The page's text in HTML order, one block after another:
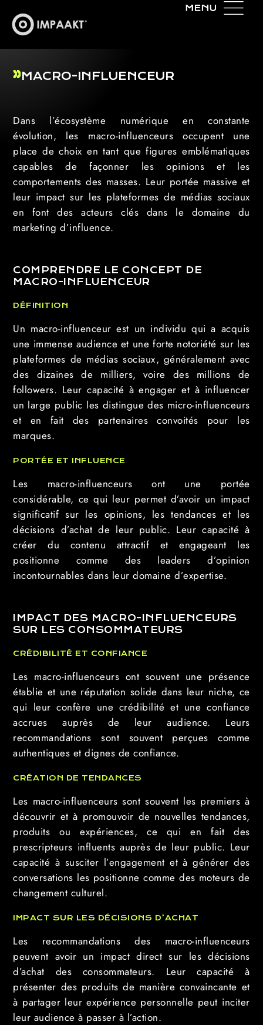
MACRO-INFLUENCEUR
Dans l’écosystème numérique en constante
évolution, les macro-influenceurs occupent une
place de choix en tant que figures emblématiques
capables de façonner les opinions et les
comportements des masses. Leur portée massive et
leur impact sur les plateformes de médias sociaux
en font des acteurs clés dans le domaine du
marketing d’influence.
COMPRENDRE LE CONCEPT DE
MACRO-INFLUENCEUR
DÉFINITION
Un macro-influenceur est un individu qui a acquis
une immense audience et une forte notoriété sur les
plateformes de médias sociaux, généralement avec
des dizaines de milliers, voire des millions de
followers. Leur capacité à engager et à influencer
un large public les distingue des micro-influenceurs
et en fait des partenaires convoités pour les
marques.
PORTÉE ET INFLUENCE
Les macro-influenceurs ont une portée
considérable, ce qui leur permet d’avoir un impact
significatif sur les opinions, les tendances et les
décisions d’achat de leur public. Leur capacité à
créer du contenu attractif et engageant les
positionne comme des leaders d’opinion
incontournables dans leur domaine d’expertise.
IMPACT DES MACRO-INFLUENCEURS
SUR LES CONSOMMATEURS
CRÉDIBILITÉ ET CONFIANCE
Les macro-influenceurs ont souvent une présence
établie et une réputation solide dans leur niche, ce
qui leur confère une crédibilité et une confiance
accrues auprès de leur audience. Leurs
recommandations sont souvent perçues comme
authentiques et dignes de confiance.
CRÉATION DE TENDANCES
Les macro-influenceurs sont souvent les premiers à
découvrir et à promouvoir de nouvelles tendances,
produits ou expériences, ce qui en fait des
prescripteurs influents auprès de leur public. Leur
capacité à susciter l’engagement et à générer des
conversations les positionne comme des moteurs de
changement culturel.
IMPACT SUR LES DÉCISIONS D’ACHAT
Les recommandations des macro-influenceurs
peuvent avoir un impact direct sur les décisions
d’achat des consommateurs. Leur capacité à
présenter des produits de manière convaincante et
à partager leur expérience personnelle peut inciter
leur audience à passer à l’action.